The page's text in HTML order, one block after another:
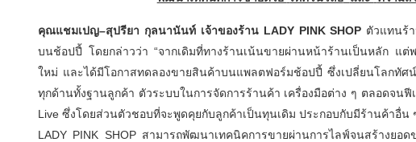
คุณแชมเปญ–สุปรียา กุลนานันท์ เจ้าของร้าน LADY PINK SHOP ตัวแทนร้
บนช้อปปี้ โดยกล่าวว่า “จากเดิมที่ทางร้านเน้นขายผ่านหน้าร้านเป็นหลัก แต่
ใหม่ และได้มีโอกาสทดลองขายสินค้าบนแพลตฟอร์มช้อปปี้ ซึ่งเปลี่ยนโลกทัศ
ทุกด้านทั้งฐานลูกค้า ตัวระบบในการจัดการร้านค้า เครื่องมือต่าง ๆ ตลอดจน
Live ซึ่งโดยส่วนตัวชอบที่จะพูดคุยกับลูกค้าเป็นทุนเดิม ประกอบกับมีร้านค้าอื่น
LADY PINK SHOP สามารถพัฒนาเทคนิคการขายผ่านการไลฟ์จนสร้างยอ